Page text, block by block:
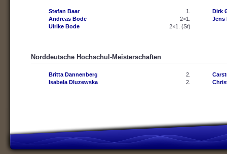
Stefan Baar
1.
Andreas Bode
2×1.
Ulrike Bode
2×1. (St)
Dirk
Jens
Norddeutsche Hochschul-Meisterschaften
Britta Dannenberg
2.
Isabela Dluzewska
2.